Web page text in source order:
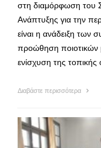
στη διαμόρφωση του
Ανάπτυξης για την
είναι η ανάδειξη των
προώθηση ποιοτικών
ενίσχυση της τοπικής
Διαβάστε περισσότερα